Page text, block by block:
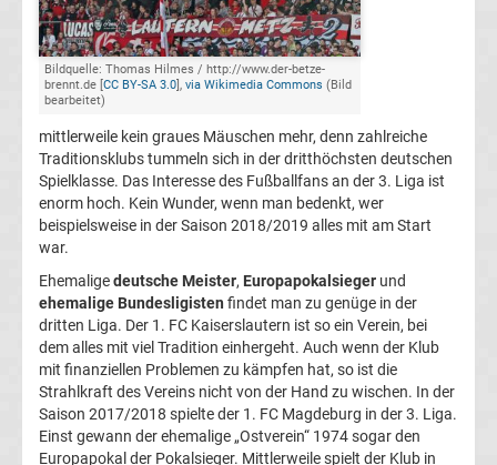
Dritte
Liga
Livestream
Top-
Aktuell
Tabelle
Bundesliga
Ergebnisse
Bildquelle: Thomas Hilmes / http://www.der-betze-
brennt.de [CC BY-SA 3.0], via Wikimedia Commons (Bild
bearbeitet)
mittlerweile kein graues Mäuschen mehr, denn zahlreiche
Traditionsklubs tummeln sich in der dritthöchsten deutschen
Spielklasse. Das Interesse des Fußballfans an der 3. Liga ist
enorm hoch. Kein Wunder, wenn man bedenkt, wer
beispielsweise in der Saison 2018/2019 alles mit am Start
war.
Ehemaligedeutsche Meister, Europapokalsieger und
ehemalige Bundesligisten findet man zu genüge in der
dritten Liga. Der 1. FC Kaiserslautern ist so ein Verein, bei
dem alles mit viel Tradition einhergeht. Auch wenn der Klub
mit finanziellen Problemen zu kämpfen hat, so ist die
Strahlkraft des Vereins nicht von der Hand zu wischen. In der
Saison 2017/2018 spielte der 1. FC Magdeburg in der 3. Liga.
Einst gewann der ehemalige „Ostverein“ 1974 sogar den
Europapokal der Pokalsieger. Mittlerweile spielt der Klub in